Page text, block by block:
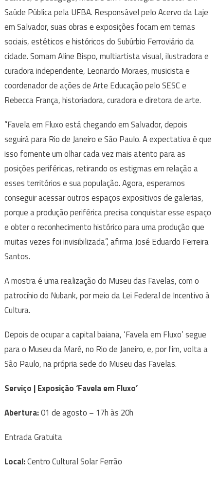
Saúde Pública pela UFBA. Responsável pelo Acervo da Laje
em Salvador, suas obras e exposições focam em temas
sociais, estéticos e históricos do Subúrbio Ferroviário da
cidade. Somam Aline Bispo, multiartista visual, ilustradora e
curadora independente, Leonardo Moraes, musicista e
coordenador de ações de Arte Educação pelo SESC e
Rebecca França, historiadora, curadora e diretora de arte.
“Favela em Fluxo está chegando em Salvador, depois
seguirá para Rio de Janeiro e São Paulo. A expectativa é que
isso fomente um olhar cada vez mais atento para as
posições periféricas, retirando os estigmas em relação a
esses territórios e sua população. Agora, esperamos
conseguir acessar outros espaços expositivos de galerias,
porque a produção periférica precisa conquistar esse espaço
e obter o reconhecimento histórico para uma produção que
muitas vezes foi invisibilizada”, afirma José Eduardo Ferreira
Santos.
A mostra é uma realização do Museu das Favelas, com o
patrocínio do Nubank, por meio da Lei Federal de Incentivo à
Cultura.
Depois de ocupar a capital baiana, ‘Favela em Fluxo’ segue
para o Museu da Maré, no Rio de Janeiro, e, por fim, volta a
São Paulo, na própria sede do Museu das Favelas.
Serviço | Exposição ‘Favela em Fluxo’
Abertura:01 de agosto – 17h às 20h
Entrada Gratuita
Local:Centro Cultural Solar Ferrão